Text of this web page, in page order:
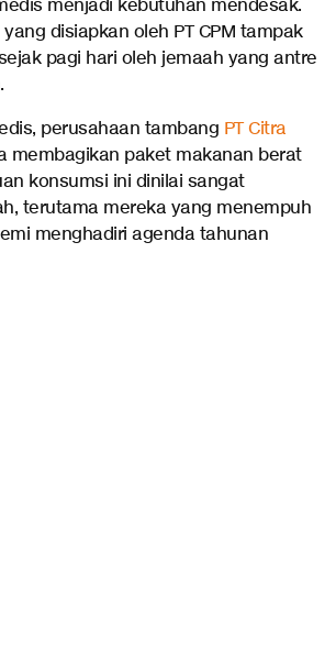
menjadi kebutuhan mendesak.
disiapkan oleh PT CPM tampak
pagi hari oleh jemaah yang antre
perusahaan tambang PT Citra
membagikan paket makanan berat
konsumsi ini dinilai sangat
terutama mereka yang menempuh
menghadiri agenda tahunan